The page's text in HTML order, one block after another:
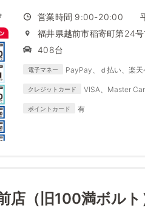
営業時間 9:00-20:00 平
福井県越前市稲寄町第24号
408台
電子マネー
PayPay、ｄ払い、楽天
クレジットカード
VISA、Master
ポイントカード 有
店（旧100満ボルト